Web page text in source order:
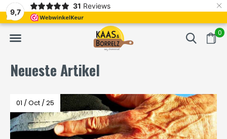
9,7
31 Reviews ×
0
und vakuumverpackt. Meistens Lieferung innerhalb von 3 Tagen
Neueste Artikel
01 / Oct / 25